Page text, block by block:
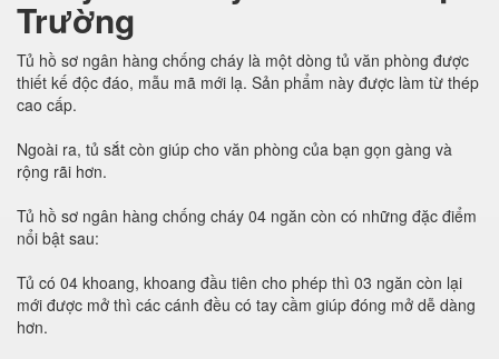
Trường
Tủ hồ sơ ngân hàng chống cháy là một dòng tủ văn phòng được
thiết kế độc đáo, mẫu mã mới lạ. Sản phẩm này được làm từ thép
cao cấp.
Ngoài ra, tủ sắt còn giúp cho văn phòng của bạn gọn gàng và
rộng rãi hơn.
Tủ hồ sơ ngân hàng chống cháy 04 ngăn còn có những đặc điểm
nổi bật sau:
Tủ có 04 khoang, khoang đầu tiên cho phép thì 03 ngăn còn lại
mới được mở thì các cánh đều có tay cầm giúp đóng mở dễ dàng
hơn.